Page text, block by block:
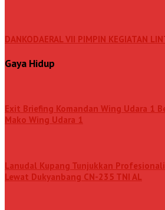
DANKODAERAL VII PIMPIN KEGIATAN
Gaya Hidup
Exit Briefing Komandan Wing Udara 1
Mako Wing Udara 1
Lanudal Kupang Tunjukkan
Lewat Dukyanbang CN-235 TNI AL